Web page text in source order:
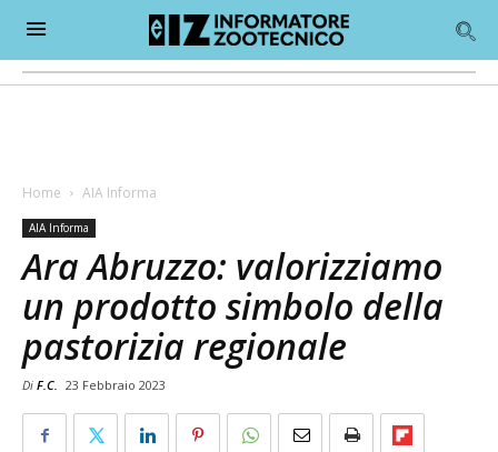
Home AIA Informa
AIA Informa
Ara Abruzzo: valorizziamo
un prodotto simbolo della
pastorizia regionale
Di F.C. 23 Febbraio 2023